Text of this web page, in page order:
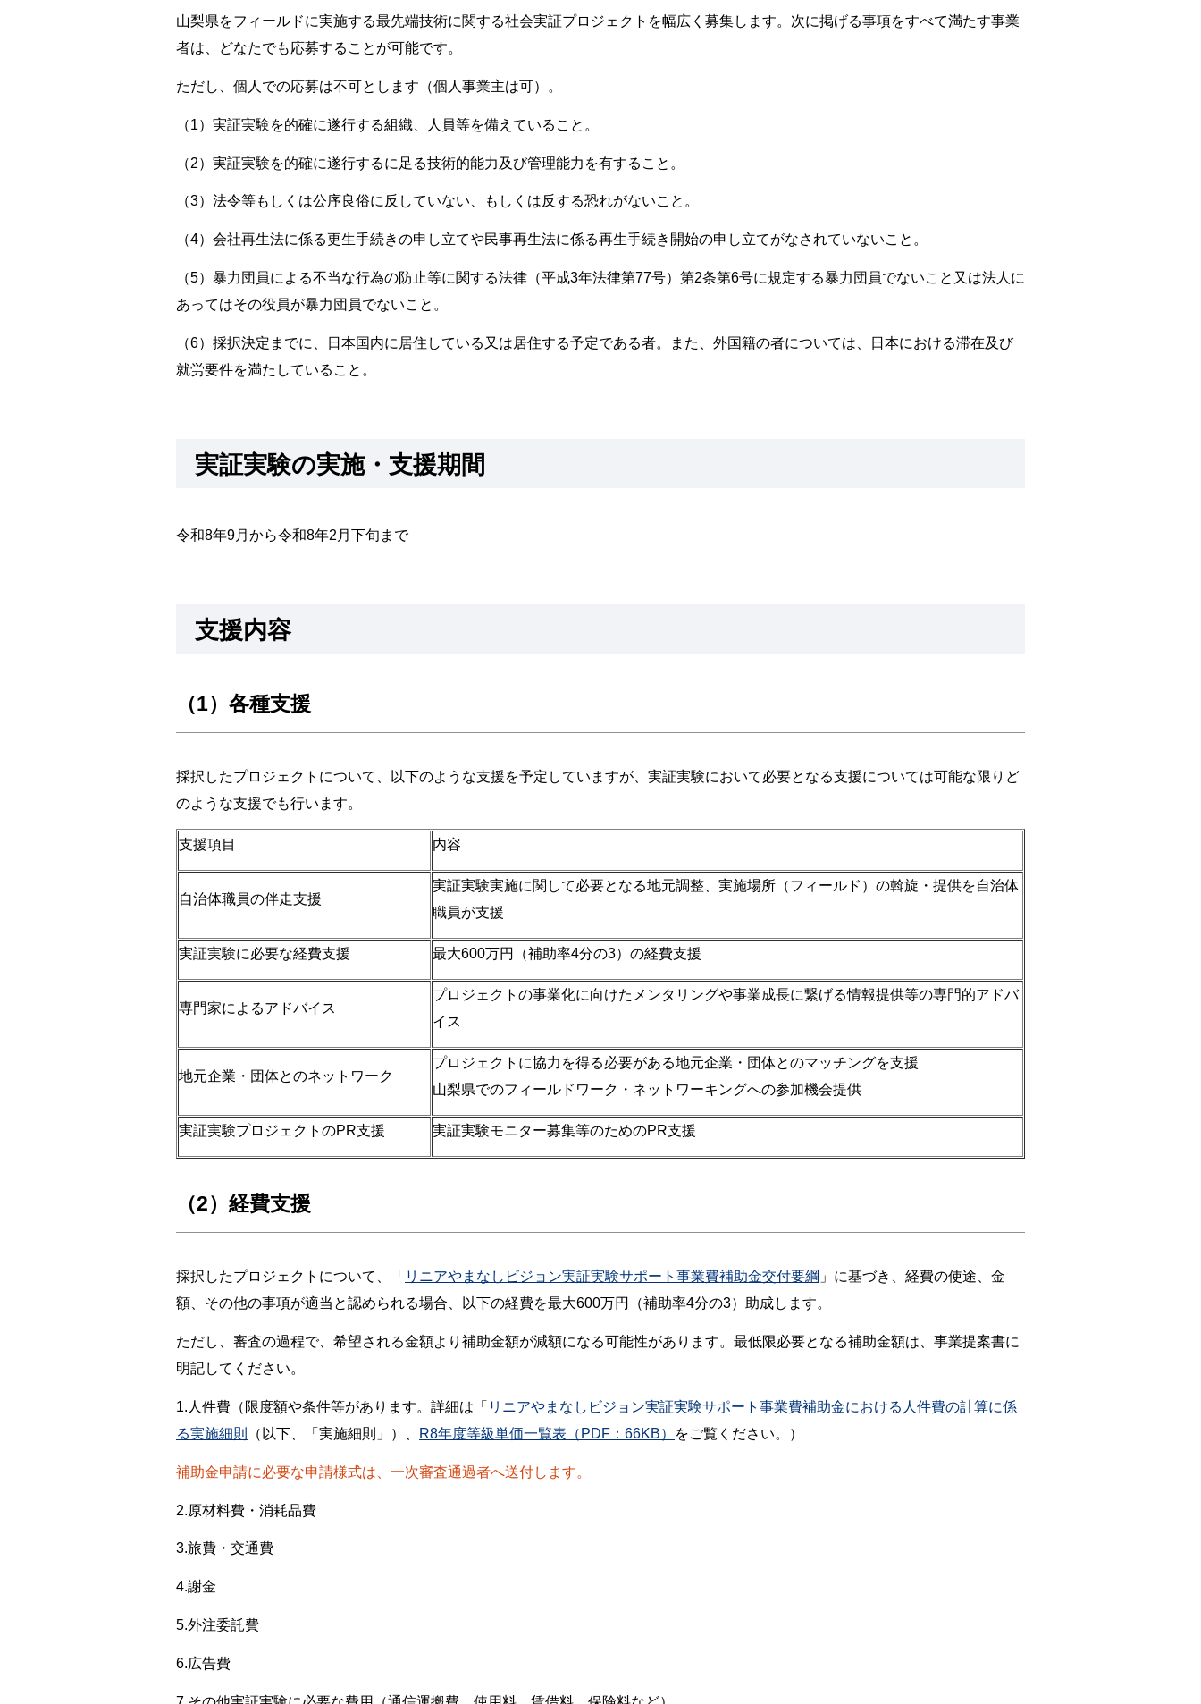
山梨県をフィールドに実施する最先端技術に関する社会実証プロジェクトを幅広く募集します。次に掲げる事項をすべて満たす事業
者は、どなたでも応募することが可能です。
ただし、個人での応募は不可とします（個人事業主は可）。
（1）実証実験を的確に遂行する組織、人員等を備えていること。
（2）実証実験を的確に遂行するに足る技術的能力及び管理能力を有すること。
（3）法令等もしくは公序良俗に反していない、もしくは反する恐れがないこと。
（4）会社再生法に係る更生手続きの申し立てや民事再生法に係る再生手続き開始の申し立てがなされていないこと。
（5）暴力団員による不当な行為の防止等に関する法律（平成3年法律第77号）第2条第6号に規定する暴力団員でないこと又は法人に
あってはその役員が暴力団員でないこと。
（6）採択決定までに、日本国内に居住している又は居住する予定である者。また、外国籍の者については、日本における滞在及び
就労要件を満たしていること。
実証実験の実施・支援期間
令和8年9月から令和8年2月下旬まで
支援内容
（1）各種支援
採択したプロジェクトについて、以下のような支援を予定していますが、実証実験において必要となる支援については可能な限りど
のような支援でも行います。
支援項目 内容
自治体職員の伴走支援
実証実験実施に関して必要となる地元調整、実施場所（フィールド）の斡旋・提供を自治体
職員が支援
実証実験に必要な経費支援 最大600万円（補助率4分の3）の経費支援
専門家によるアドバイス
プロジェクトの事業化に向けたメンタリングや事業成長に繋げる情報提供等の専門的アドバ
イス
地元企業・団体とのネットワーク
プロジェクトに協力を得る必要がある地元企業・団体とのマッチングを支援
山梨県でのフィールドワーク・ネットワーキングへの参加機会提供
実証実験プロジェクトのPR支援 実証実験モニター募集等のためのPR支援
（2）経費支援
採択したプロジェクトについて、「 リニアやまなしビジョン実証実験サポート事業費補助金交付要綱 」に基づき、経費の使途、金
額、その他の事項が適当と認められる場合、以下の経費を最大600万円（補助率4分の3）助成します。
ただし、審査の過程で、希望される金額より補助金額が減額になる可能性があります。最低限必要となる補助金額は、事業提案書に
明記してください。
1.人件費（限度額や条件等があります。詳細は「 リニアやまなしビジョン実証実験サポート事業費補助金における人件費の計算に係
る実施細則
（以下、「実施細則」）、 R8年度等級単価一覧表（PDF：66KB） をご覧ください。）
補助金申請に必要な申請様式は、一次審査通過者へ送付します。
2.原材料費・消耗品費
3.旅費・交通費
4.謝金
5.外注委託費
6.広告費